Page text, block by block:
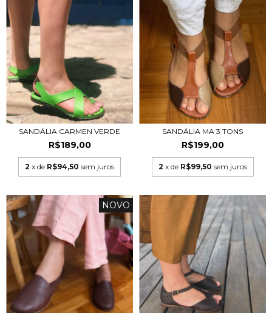
SANDÁLIA CARMEN VERDE
R$189,00
2 x de R$94,50 sem juros
SANDÁLIA MA 3 TONS
R$199,00
2 x de R$99,50 sem juros
NOVO